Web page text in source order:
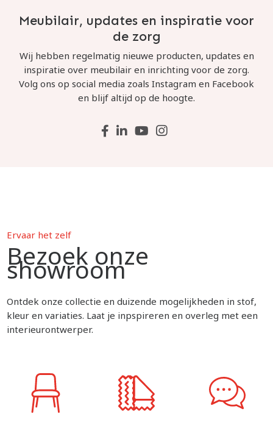
Meubilair, updates en inspiratie voor
de zorg
Wij hebben regelmatig nieuwe producten, updates en
inspiratie over meubilair en inrichting voor de zorg.
Volg ons op social media zoals Instagram en Facebook
en blijf altijd op de hoogte.
Ervaar het zelf
Bezoek onze
showroom
Ontdek onze collectie en duizende mogelijkheden in stof,
kleur en variaties. Laat je inpspireren en overleg met een
interieurontwerper.